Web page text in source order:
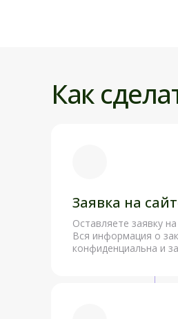
ароматерапии, массажа
и косметического ухода.
Как
Заявка на
Оставляете заявку
Вся информация о
конфиденциальна и